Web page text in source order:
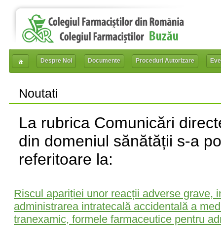
Despre Noi Documente Proceduri Autorizare
Noutati
La rubrica Comunicări
din domeniul sănătății s-a
referitoare la:
Riscul apariției unor reacții adverse grave,
administrarea intratecală accidentală a
tranexamic, formele farmaceutice pentru